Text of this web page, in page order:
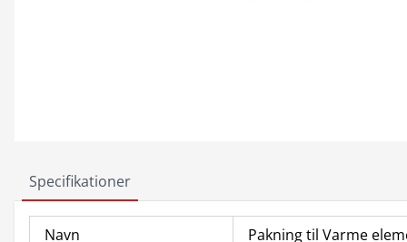
Specifikationer
Navn Pakning til Varme